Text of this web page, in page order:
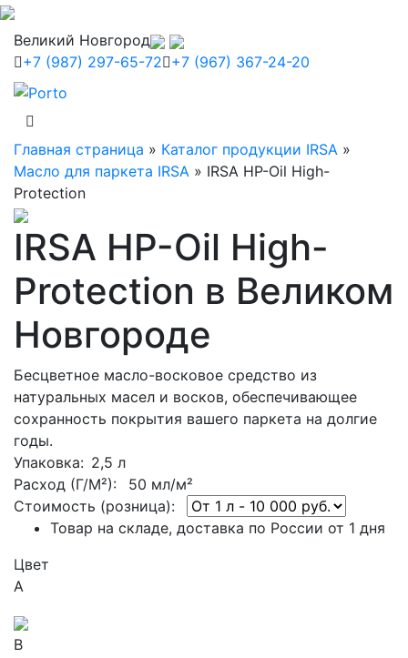
Великий Новгород
+7 (987) 297-65-72 +7 (967) 367-24-20
Главная страница » Каталог продукции IRSA »
Масло для паркета IRSA » IRSA HP-Oil High-
Protection
IRSA HP-Oil High-
Protection в Великом
Новгороде
Бесцветное масло-восковое средство из
натуральных масел и восков, обеспечивающее
сохранность покрытия вашего паркета на долгие
годы.
Упаковка: 2,5 л
Расход (Г/М²): 50 мл/м²
Стоимость (розница):
Товар на складе, доставка по России от 1 дня
Цвет
A
B